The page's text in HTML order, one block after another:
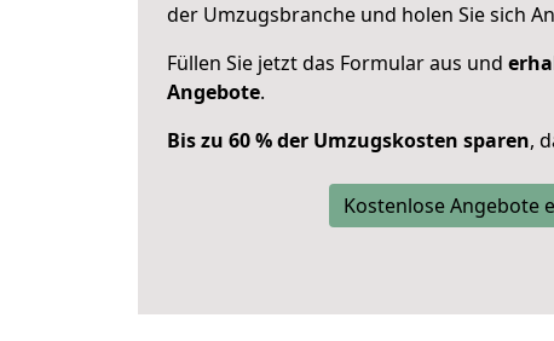
der Umzugsbranche und holen Sie sich
Füllen Sie jetzt das Formular aus und
Angebote.
Bis zu 60 % der Umzugskosten sparen,
Kostenlose Angebote